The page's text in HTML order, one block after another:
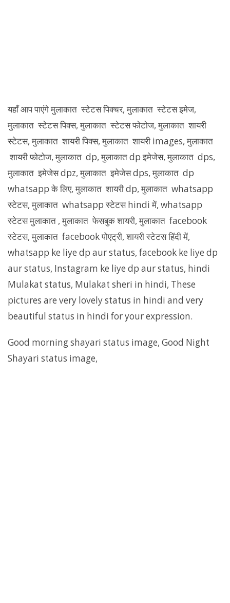
यहाँ आप पाएंगे मुलाकात स्टेटस पिक्चर, मुलाकात स्टेटस इमेज,
मुलाकात स्टेटस पिक्स, मुलाकात स्टेटस फोटोज, मुलाकात शायरी
स्टेटस, मुलाकात शायरी पिक्स, मुलाकात शायरी images, मुलाकात
शायरी फोटोज, मुलाकात dp, मुलाकात dp इमेजेस, मुलाकात dps,
मुलाकात इमेजेस dpz, मुलाकात इमेजेस dps, मुलाकात dp
whatsapp के लिए, मुलाकात शायरी dp, मुलाकात whatsapp
स्टेटस, मुलाकात whatsapp स्टेटस hindi में, whatsapp
स्टेटस मुलाकात , मुलाकात फेसबुक शायरी, मुलाकात facebook
स्टेटस, मुलाकात facebook पोएट्री, शायरी स्टेटस हिंदी में,
whatsapp ke liye dp aur status, facebook ke liye dp
aur status, Instagram ke liye dp aur status, hindi
Mulakat status, Mulakat sheri in hindi, These
pictures are very lovely status in hindi and very
beautiful status in hindi for your expression.
Good morning shayari status image, Good Night
Shayari status image,